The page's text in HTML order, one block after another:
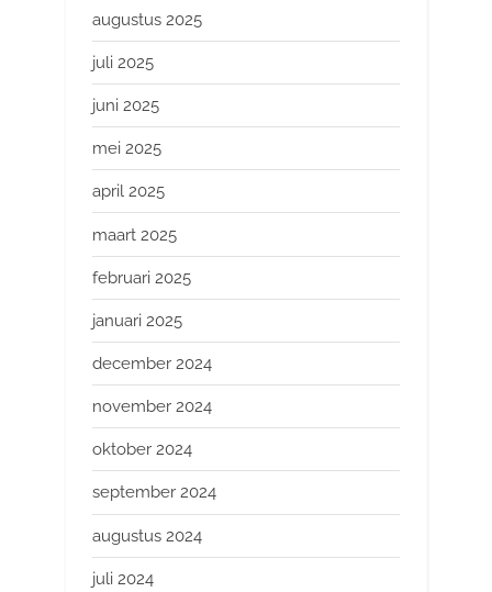
augustus 2025
juli 2025
juni 2025
mei 2025
april 2025
maart 2025
februari 2025
januari 2025
december 2024
november 2024
oktober 2024
september 2024
augustus 2024
juli 2024